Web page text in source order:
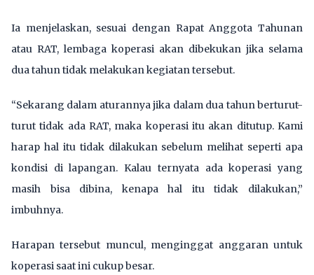
Ia menjelaskan, sesuai dengan Rapat Anggota Tahunan
atau RAT, lembaga koperasi akan dibekukan jika selama
dua tahun tidak melakukan kegiatan tersebut.
“Sekarang dalam aturannya jika dalam dua tahun berturut-
turut tidak ada RAT, maka koperasi itu akan ditutup. Kami
harap hal itu tidak dilakukan sebelum melihat seperti apa
kondisi di lapangan. Kalau ternyata ada koperasi yang
masih bisa dibina, kenapa hal itu tidak dilakukan,”
imbuhnya.
Harapan tersebut muncul, menginggat anggaran untuk
koperasi saat ini cukup besar.